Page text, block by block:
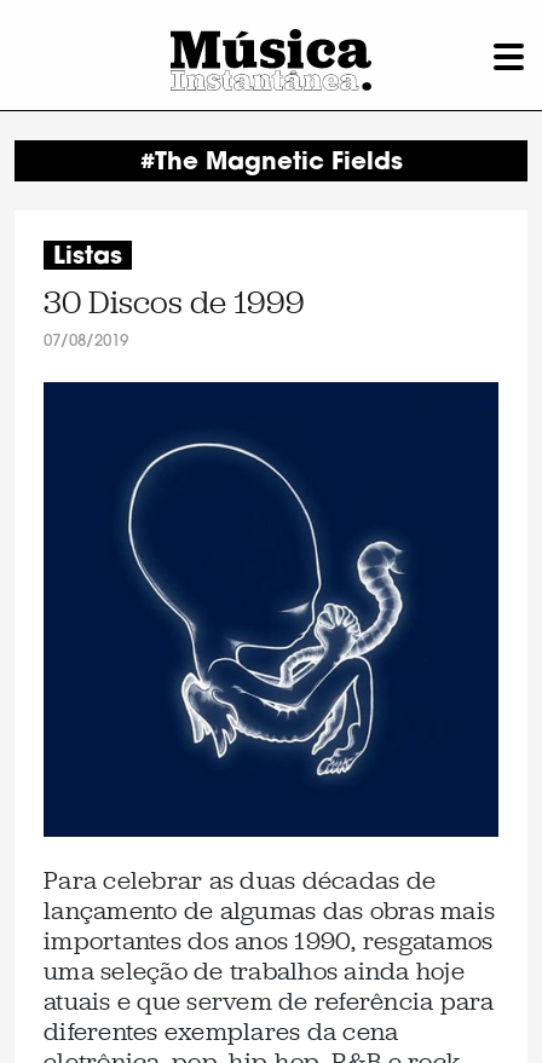
#The Magnetic Fields
Listas
30 Discos de 1999
07/08/2019
Para celebrar as duas décadas de
lançamento de algumas das obras mais
importantes dos anos 1990, resgatamos
uma seleção de trabalhos ainda hoje
atuais e que servem de referência para
diferentes exemplares da cena